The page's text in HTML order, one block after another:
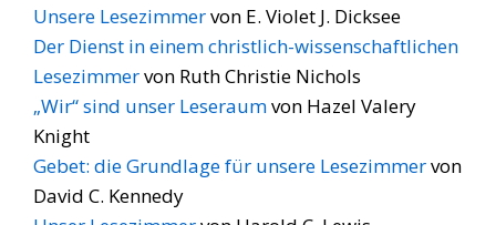
Unsere Lesezimmervon E. Violet J. Dicksee
Der Dienst in einem christlich-wissenschaftlichen
Lesezimmervon Ruth Christie Nichols
„Wir“ sind unser Leseraumvon Hazel Valery
Knight
Gebet: die Grundlage für unsere Lesezimmervon
David C. Kennedy